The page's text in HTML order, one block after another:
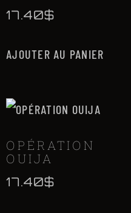
17.40$
AJOUTER AU PANIER
OPÉRATION
OUIJA
17.40$